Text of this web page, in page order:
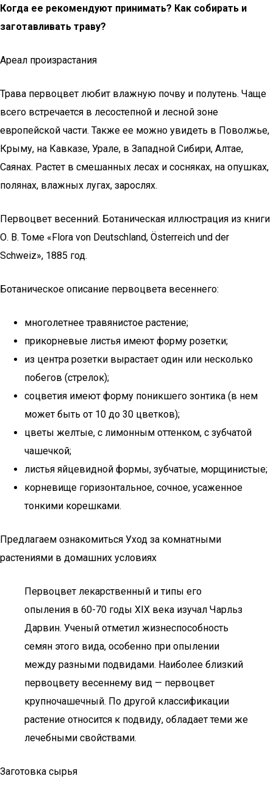
Когда ее рекомендуют принимать? Как собирать и
заготавливать траву?
Ареал произрастания
Трава первоцвет любит влажную почву и полутень. Чаще
всего встречается в лесостепной и лесной зоне
европейской части. Также ее можно увидеть в Поволжье,
Крыму, на Кавказе, Урале, в Западной Сибири, Алтае,
Саянах. Растет в смешанных лесах и сосняках, на опушках,
полянах, влажных лугах, зарослях.
Первоцвет весенний. Ботаническая иллюстрация из книги
О. В. Томе «Flora von Deutschland, Österreich und der
Schweiz», 1885 год.
Ботаническое описание первоцвета весеннего:
многолетнее травянистое растение;
прикорневые листья имеют форму розетки;
из центра розетки вырастает один или несколько
побегов (стрелок);
соцветия имеют форму поникшего зонтика (в нем
может быть от 10 до 30 цветков);
цветы желтые, с лимонным оттенком, с зубчатой
чашечкой;
листья яйцевидной формы, зубчатые, морщинистые;
корневище горизонтальное, сочное, усаженное
тонкими корешками.
Предлагаем ознакомиться Уход за комнатными
растениями в домашних условиях
Первоцвет лекарственный и типы его
опыления в 60-70 годы XIX века изучал Чарльз
Дарвин. Ученый отметил жизнеспособность
семян этого вида, особенно при опылении
между разными подвидами. Наиболее близкий
первоцвету весеннему вид — первоцвет
крупночашечный. По другой классификации
растение относится к подвиду, обладает теми же
лечебными свойствами.
Заготовка сырья